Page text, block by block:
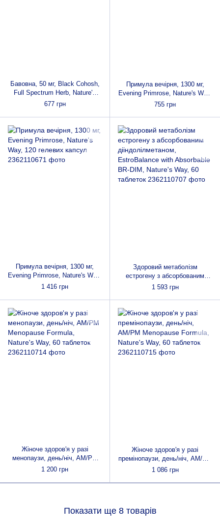
Бавовна, 50 мг, Black Cohosh,
Full Spectrum Herb, Nature's
Answer, 90 вегетаріанських
капсул
677 грн
Примула вечірня, 1300 мг,
Evening Primrose, Nature's Way,
60 гелевих капсул
755 грн
Примула вечірня, 1300 мг,
Evening Primrose, Nature's Way,
120 гелевих капсул
1 416 грн
Здоровий метаболізм
естрогену з абсорбованим
дііндолілметаном,
BR-DIM, Nature's Way, 60
таблеток
1 593 грн
Жіноче здоров'я у разі
менопаузи, день/ніч, AM/PM
Menopause Formula, Nature's
1 200 грн
Жіноче здоров'я у разі
премінопаузи, день/ніч, AM/PM
Menopause Formula, Nature's
1 086 грн
Показати ще 8 товарів